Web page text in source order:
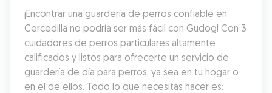
¡Encontrar una guardería de perros confiable en
Cercedilla no podría ser más fácil con Gudog! Con 3
cuidadores de perros particulares altamente
calificados y listos para ofrecerte un servicio de
guardería de día para perros, ya sea en tu hogar o
en el de ellos. Todo lo que necesitas hacer es: